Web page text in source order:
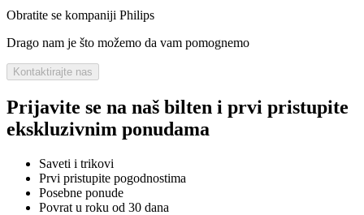
Obratite se kompaniji Philips
Drago nam je što možemo da vam pomognemo
Kontaktirajte nas
Prijavite se na naš bilten i prvi pristupite
ekskluzivnim ponudama
Saveti i trikovi
Prvi pristupite pogodnostima
Posebne ponude
Povrat u roku od 30 dana